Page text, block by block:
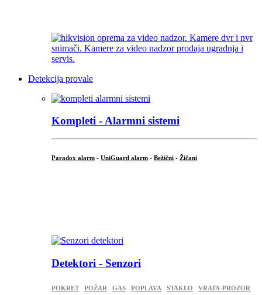
Detekcija provale
Kompleti - Alarmni sistemi
Paradox alarm - UniGuard alarm - Bežični - Žičani
Detektori - Senzori
POKRET POŽAR GAS POPLAVA STAKLO VRATA-PROZOR